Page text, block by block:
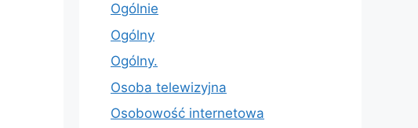
Ogólnie
Ogólny
Ogólny.
Osoba telewizyjna
Osobowość internetowa